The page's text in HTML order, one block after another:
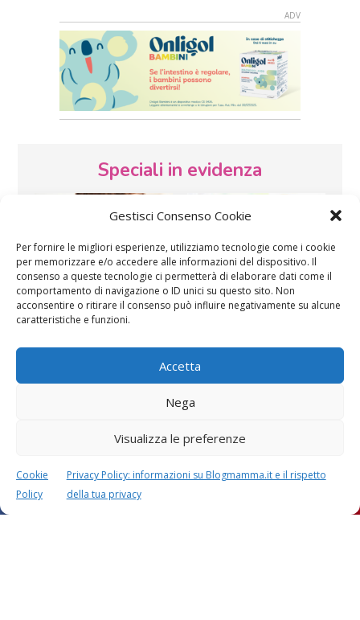
Gestisci Consenso Cookie
Per fornire le migliori esperienze, utilizziamo tecnologie come i cookie
per memorizzare e/o accedere alle informazioni del dispositivo. Il
consenso a queste tecnologie ci permetterà di elaborare dati come il
comportamento di navigazione o ID unici su questo sito. Non
acconsentire o ritirare il consenso può influire negativamente su alcune
caratteristiche e funzioni.
Accetta
Nega
Visualizza le preferenze
Cookie
Policy
Privacy Policy: informazioni su Blogmamma.it e il rispetto
della tua privacy
Speciali in evidenza
Vaccini SOS Pediatra
Festa della mamma:
d’auguri, filastrocche
Le settimane di